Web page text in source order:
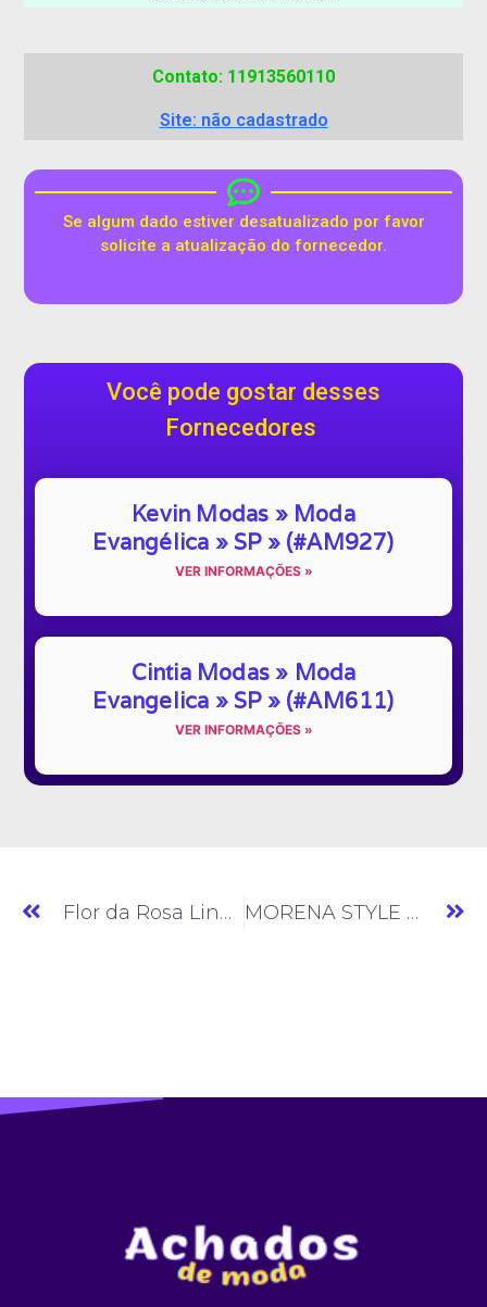
Contato: 11913560110
Site: não cadastrado
Se algum dado estiver desatualizado por favor
solicite a atualização do fornecedor.
Você pode gostar desses
Fornecedores
Kevin Modas » Moda
Evangélica » SP » (#AM927)
VER INFORMAÇÕES »
Cintia Modas » Moda
Evangelica » SP » (#AM611)
VER INFORMAÇÕES »
Flor da Rosa Lingerie » Moda Íntima » SP » (#AM561) MORENA STYLE » Moda Feminina » SP » (#AM564)